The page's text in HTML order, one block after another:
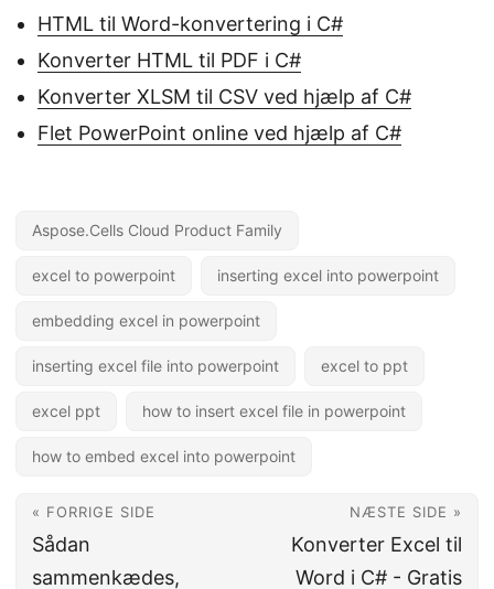
HTML til Word-konvertering i C#
Konverter HTML til PDF i C#
Konverter XLSM til CSV ved hjælp af C#
Flet PowerPoint online ved hjælp af C#
Aspose.Cells Cloud Product Family
excel to powerpoint inserting excel into powerpoint
embedding excel in powerpoint
inserting excel file into powerpoint excel to ppt
excel ppt how to insert excel file in powerpoint
how to embed excel into powerpoint
« FORRIGE SIDE
Sådan
sammenkædes,
NÆSTE SIDE »
Konverter Excel til
Word i C# - Gratis